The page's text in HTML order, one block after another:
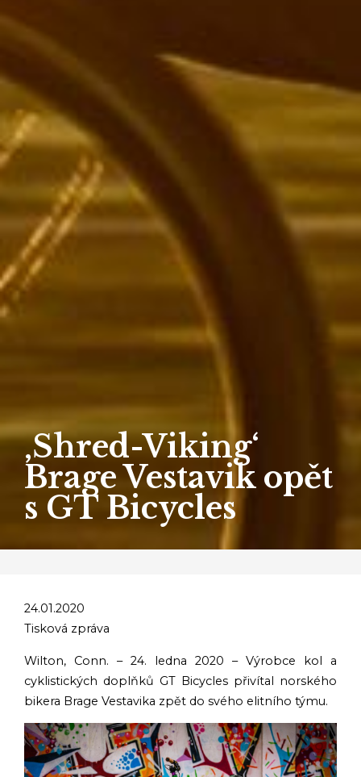
‚Shred-Viking‘
Brage Vestavik opět
s GT Bicycles
24.01.2020
Tisková zpráva
Wilton, Conn. – 24. ledna 2020 – Výrobce kol a
cyklistických doplňků GT Bicycles přivítal norského
bikera Brage Vestavika zpět do svého elitního týmu.